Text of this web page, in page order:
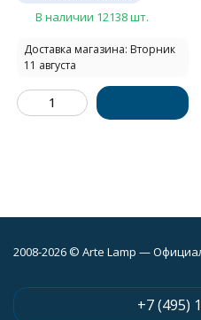
В наличии 12138 шт.
Доставка магазина: Вторник
11 августа
2008-2026 © Arte Lamp —
+7 (495)